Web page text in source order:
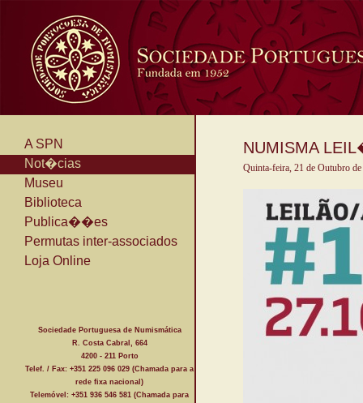
A SPN
Not�cias
Museu
Biblioteca
Publica��es
Permutas inter-associados
Loja Online
Sociedade Portuguesa de Numismática
R. Costa Cabral, 664
4200 - 211 Porto
Telef. / Fax: +351 225 096 029 (Chamada para a
rede fixa nacional)
Telemóvel: +351 936 546 581 (Chamada para
NUMISMA
Quinta-feira, 21 de Outubro